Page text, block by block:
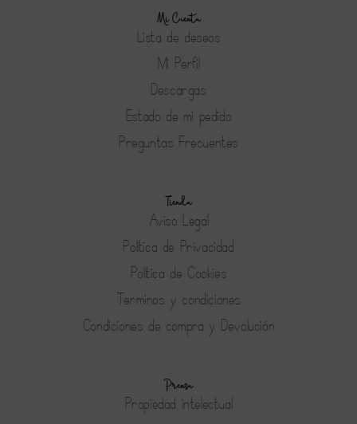
Mi Cuenta
Lista de deseos
Mi Perfil
Descargas
Estado de mi pedido
Preguntas Frecuentes
Tienda
Aviso Legal
Política de Privacidad
Política de Cookies
Terminos y condiciones
Condiciones de compra y Devolución
Prensa
Propiedad intelectual